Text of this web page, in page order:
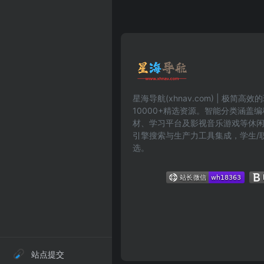
站点提交
星海导航(xhnav.com) | 极简高效
10000+精选资源。智能分类涵盖
材、学习平台及影视音乐游戏等休
引擎搜索与生产力工具集成，学生/
选。